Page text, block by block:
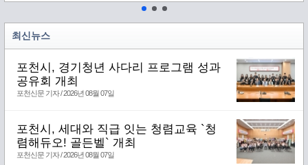
최신뉴스
포천시, 경기청년 사다리 프로그램 성과
공유회 개최
포천신문 기자 / 2026년 08월 07일
포천시, 세대와 직급 잇는 청렴교육 `청
렴해듀오! 골든벨` 개최
포천신문 기자 / 2026년 08월 07일